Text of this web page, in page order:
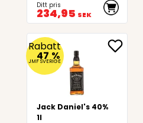
Ditt pris
234,95 SEK
Rabatt
47 %
JMF SVERIGE
Jack Daniel's 40%
1l